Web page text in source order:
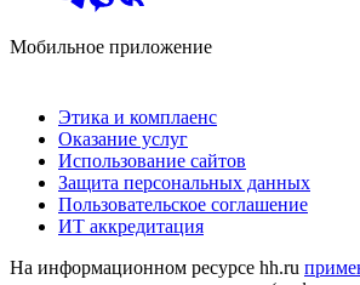
Мобильное приложение
Этика и комплаенс
Оказание услуг
Использование сайтов
Защита персональных данных
Пользовательское соглашение
ИТ аккредитация
На информационном ресурсе hh.ru